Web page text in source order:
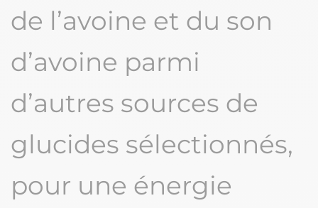
de l’avoine et du son
d’avoine parmi
d’autres sources de
glucides sélectionnés,
pour une énergie